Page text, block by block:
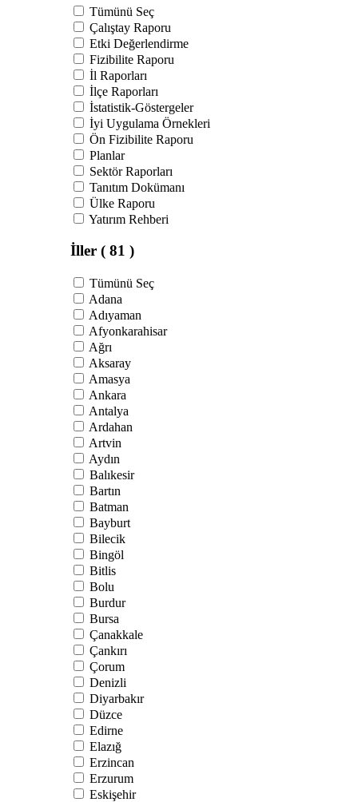
Tümünü Seç
Çalıştay Raporu
Etki Değerlendirme
Fizibilite Raporu
İl Raporları
İlçe Raporları
İstatistik-Göstergeler
İyi Uygulama Örnekleri
Ön Fizibilite Raporu
Planlar
Sektör Raporları
Tanıtım Dokümanı
Ülke Raporu
Yatırım Rehberi
İller ( 81 )
Tümünü Seç
Adana
Adıyaman
Afyonkarahisar
Ağrı
Aksaray
Amasya
Ankara
Antalya
Ardahan
Artvin
Aydın
Balıkesir
Bartın
Batman
Bayburt
Bilecik
Bingöl
Bitlis
Bolu
Burdur
Bursa
Çanakkale
Çankırı
Çorum
Denizli
Diyarbakır
Düzce
Edirne
Elazığ
Erzincan
Erzurum
Eskişehir